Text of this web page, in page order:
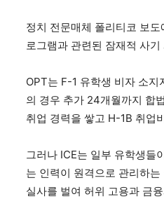
정치 전문매체 폴리티코 보
로그램과 관련된 잠재적 사
OPT는 F-1 유학생 비자 소지
의 경우 추가 24개월까지 합
취업 경력을 쌓고 H-1B 취업
그러나 ICE는 일부 유학생들
는 인력이 원격으로 관리하
실사를 벌여 허위 고용과 금